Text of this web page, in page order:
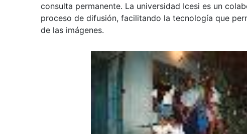
consulta permanente. La universidad Icesi es un
proceso de difusión, facilitando la tecnología que
de las imágenes.